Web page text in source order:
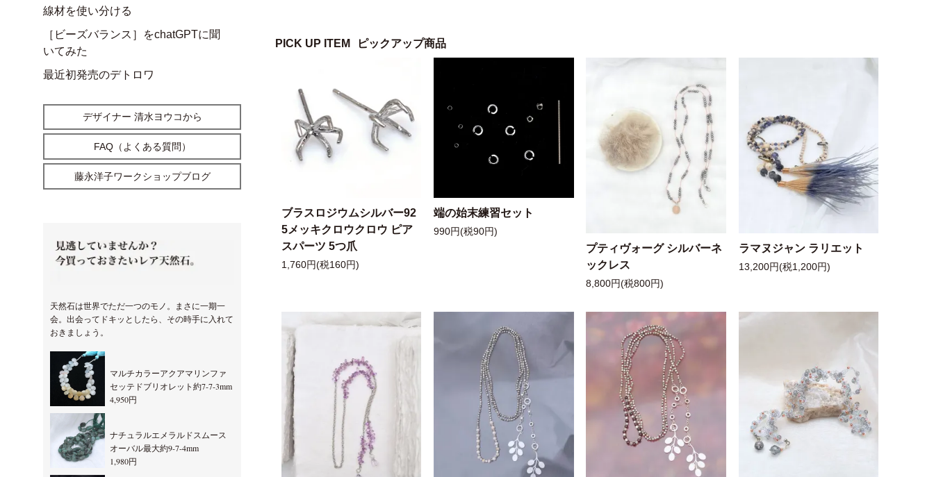
PICK UP ITEM ピックアップ商品
ブラスロジウムシルバー92
5メッキクロウクロウ ピア
スパーツ 5つ爪
1,760円(税160円)
端の始末練習セット
990円(税90円)
プティヴォーグ シルバーネ
ックレス
8,800円(税800円)
ラマヌジャン ラリエット
13,200円(税1,200円)
線材を使い分ける
［ビーズバランス］をchatGPTに聞
いてみた
最近初発売のデトロワ
デザイナー 清水ヨウコから
FAQ（よくある質問）
藤永洋子ワークショップブログ
天然石は世界でただ一つのモノ。まさに一期一
会。出会ってドキッとしたら、その時手に入れて
おきましょう。
マルチカラーアクアマリンファ
セッテドブリオレット約7-7-3mm
4,950円
ナチュラルエメラルドスムース
オーバル最大約9-7-4mm
1,980円